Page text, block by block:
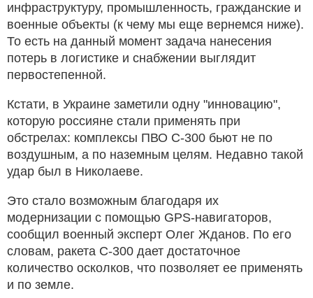
инфраструктуру, промышленность, гражданские и
военные объекты (к чему мы еще вернемся ниже).
То есть на данный момент задача нанесения
потерь в логистике и снабжении выглядит
первостепенной.
Кстати, в Украине заметили одну "инновацию",
которую россияне стали применять при
обстрелах: комплексы ПВО С-300 бьют не по
воздушным, а по наземным целям. Недавно такой
удар был в Николаеве.
Это стало возможным благодаря их
модернизации с помощью GPS-навигаторов,
сообщил военный эксперт Олег Жданов. По его
словам, ракета С-300 дает достаточное
количество осколков, что позволяет ее применять
и по земле.